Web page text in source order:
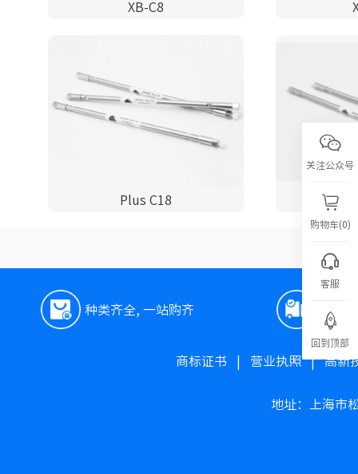
XB-C8
Plus C18
种类齐全, 一站购齐 极速
商标证书 营业执照|高新
地址：上海市
关注公众号
购物车(0)
客服
回到顶部